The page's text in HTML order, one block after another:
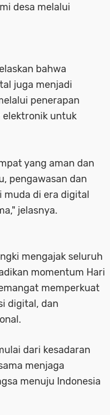
desa melalui
bahwa
juga menjadi
penerapan
untuk
yang aman dan
pengawasan dan
muda di era digital
jelasnya.
mengajak seluruh
momentum Hari
memperkuat
digital, dan
dari kesadaran
menjaga
menuju Indonesia